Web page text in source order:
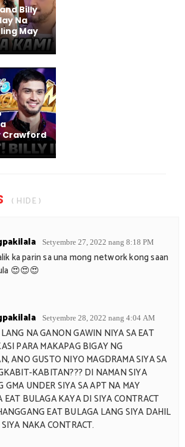
Billy
Na
May
Crawford
( HIDE )
Setyembre 27, 2022 nang 8:18 PM
ka parin sa una mong network kong saan
😍😍😍
Setyembre 28, 2022 nang 4:04 AM
NA GANON GAWIN NIYA SA EAT
PARA MAKAPAG BIGAY NG
ANO GUSTO NIYO MAGDRAMA SIYA SA
KABITAN??? DI NAMAN SIYA
GMA UNDER SIYA SA APT NA MAY
EAT BULAGA KAYA DI SIYA CONTRACT
EAT BULAGA LANG SIYA DAHIL
NAKA CONTRACT.